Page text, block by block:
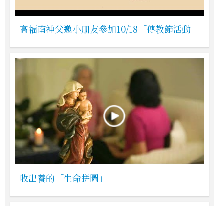
高福南神父邀小朋友參加10/18「傳教節活動
收出養的「生命拼圖」